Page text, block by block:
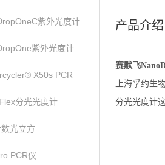
紫外光度计
紫外光度计
X50s PCR
分光光度计
光立方
PCR仪
产品介绍
赛默飞
上海孚约生
分光光度计